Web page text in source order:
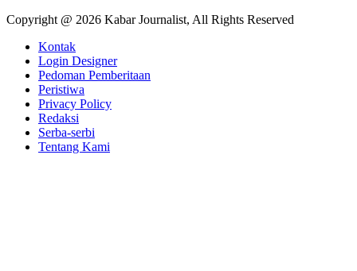
Copyright @ 2026 Kabar Journalist, All Rights Reserved
Kontak
Login Designer
Pedoman Pemberitaan
Peristiwa
Privacy Policy
Redaksi
Serba-serbi
Tentang Kami